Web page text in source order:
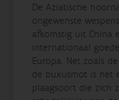
De Aziatische
ongewenste
afkomstig uit China
internationaal
Europa. Net zoals
de buxusmot is het
plaagsoort die zich